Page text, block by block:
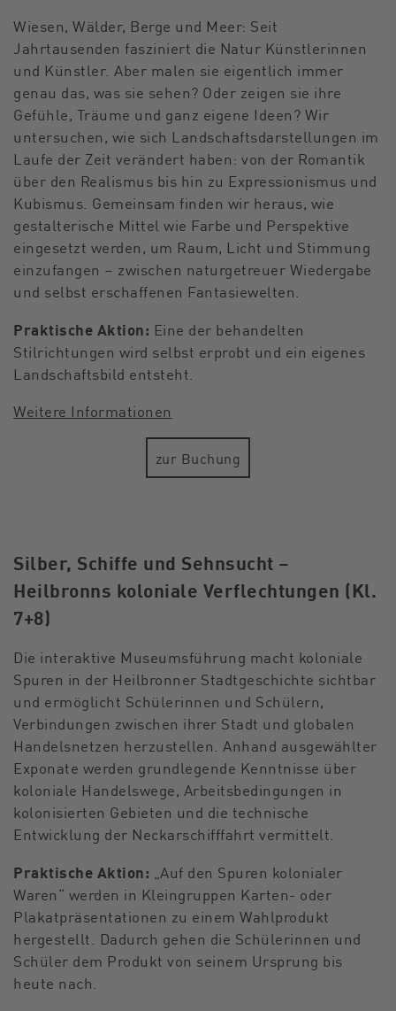
Wiesen, Wälder, Berge und Meer: Seit
Jahrtausenden fasziniert die Natur Künstlerinnen
und Künstler. Aber malen sie eigentlich immer
genau das, was sie sehen? Oder zeigen sie ihre
Gefühle, Träume und ganz eigene Ideen? Wir
untersuchen, wie sich Landschaftsdarstellungen im
Laufe der Zeit verändert haben: von der Romantik
über den Realismus bis hin zu Expressionismus und
Kubismus. Gemeinsam finden wir heraus, wie
gestalterische Mittel wie Farbe und Perspektive
eingesetzt werden, um Raum, Licht und Stimmung
einzufangen – zwischen naturgetreuer Wiedergabe
und selbst erschaffenen Fantasiewelten.
Praktische Aktion: Eine der behandelten
Stilrichtungen wird selbst erprobt und ein eigenes
Landschaftsbild entsteht.
Weitere Informationen
zur Buchung
Silber, Schiffe und Sehnsucht –
Heilbronns koloniale Verflechtungen (Kl.
7+8)
Die interaktive Museumsführung macht koloniale
Spuren in der Heilbronner Stadtgeschichte sichtbar
und ermöglicht Schülerinnen und Schülern,
Verbindungen zwischen ihrer Stadt und globalen
Handelsnetzen herzustellen. Anhand ausgewählter
Exponate werden grundlegende Kenntnisse über
koloniale Handelswege, Arbeitsbedingungen in
kolonisierten Gebieten und die technische
Entwicklung der Neckarschifffahrt vermittelt.
Praktische Aktion: „Auf den Spuren kolonialer
Waren“ werden in Kleingruppen Karten- oder
Plakatpräsentationen zu einem Wahlprodukt
hergestellt. Dadurch gehen die Schülerinnen und
Schüler dem Produkt von seinem Ursprung bis
heute nach.